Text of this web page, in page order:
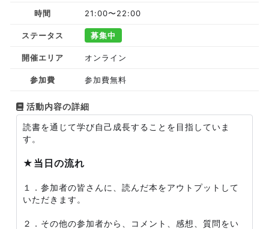
時間 21:00〜22:00
ステータス 募集中
開催エリア オンライン
参加費 参加費無料
活動内容の詳細
読書を通じて学び自己成長することを目指していま
す。
★当日の流れ
１．参加者の皆さんに、読んだ本をアウトプットして
いただきます。
２．その他の参加者から、コメント、感想、質問をい